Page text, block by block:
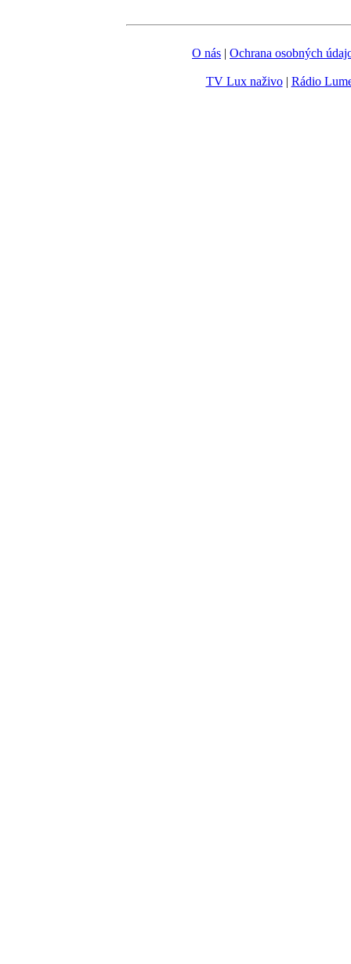
O nás | Ochrana osobných
TV Lux naživo| Rádio